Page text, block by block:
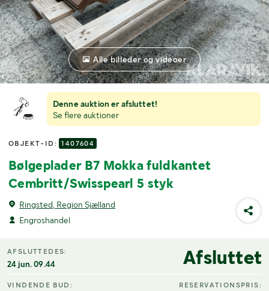
Denne auktion er afsluttet!
Se flere auktioner
OBJEKT-ID: 1407604
Bølgeplader B7 Mokka fuldkantet
Cembritt/Swisspearl 5 styk
Ringsted, Region Sjælland
Engroshandel
Alle billeder og videoer
AFSLUTTEDES:
24 jun. 09.44 Afsluttet
VINDENDE BUD: RESERVATIONSPRIS: